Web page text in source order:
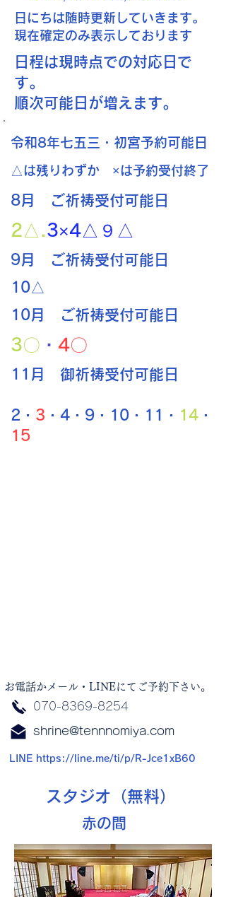
​日にちは随時更新していきます。
現在確定のみ表示しております
日程は現時点での対応日で
す。
​順次可能日が増えます。
​令和8年七五三・初宮予約可能日
​△は残りわずか ×は予約受付終了
​8月 ご祈祷受付可能日
2△ .3×4△９△
​9月 ご祈祷受付可能日
​10△
​10月 ご祈祷受付可能日
​3〇 ・ 4〇
11月 御祈祷受付可能日
​2・ 3 ・4・9・10・11・ 14 ・
15
​お電話かメール・LINEにてご予約下さい。
​070-8369-8254
shrine@tennnomiya.com
LINE https://line.me/ti/p/R-Jce1xB60
​スタジオ（無料）
​赤の間